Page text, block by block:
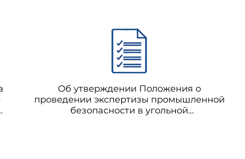
Об утверждении Положения о
проведении экспертизы промышленной
безопасности в угольной